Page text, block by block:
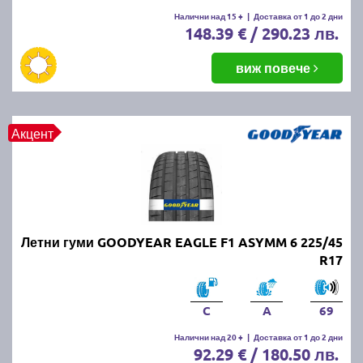
Летните гуми се считат за износени, когато
дълбочината на протектора падне под 1.6 мм.
Въпреки това, за по-добро сцепление и
безопасност се препоръчва смяната им при
дълбочина под 3 мм.
ПРОЧЕТИ ОЩЕ:Има ли закон за зимни гуми в
България?
Можем ли да шофираме със
зимни гуми през лятото?
Въпреки че е законно, не се препоръчва, защото
зимните гуми са направени от по-мека смес, която
се износва по-бързо при високи температури.
Освен това, те имат по-дълъг спирачен път и по-
слабо сцепление на суха и мокра настилка през
Налични над 15 + | Доставка от 1 до 2 дни
148.39 € / 290.23 лв.
виж повече
Акцент
Летни гуми GOODYEAR EAGLE F1 ASYMM 6 225/45
R17
C A 69
Налични над 20 + | Доставка от 1 до 2 дни
92.29 € / 180.50 лв.